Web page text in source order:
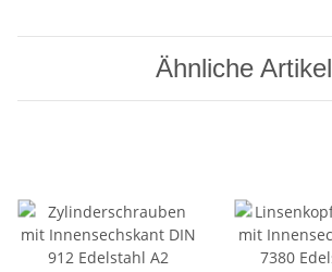
Ähnliche Artikel